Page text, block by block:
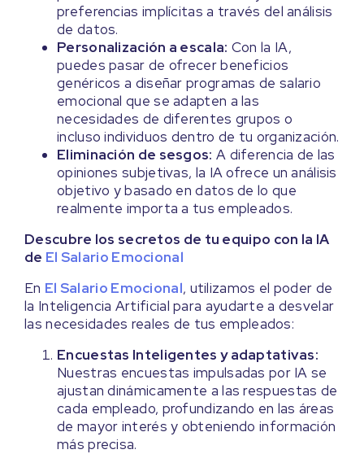
preferencias implícitas a través del análisis
de datos.
Personalización a escala: Con la IA,
puedes pasar de ofrecer beneficios
genéricos a diseñar programas de salario
emocional que se adapten a las
necesidades de diferentes grupos o
incluso individuos dentro de tu organización.
Eliminación de sesgos: A diferencia de las
opiniones subjetivas, la IA ofrece un análisis
objetivo y basado en datos de lo que
realmente importa a tus empleados.
Descubre los secretos de tu equipo con la IA
de El Salario Emocional
En El Salario Emocional, utilizamos el poder de
la Inteligencia Artificial para ayudarte a desvelar
las necesidades reales de tus empleados:
Encuestas Inteligentes y adaptativas:
Nuestras encuestas impulsadas por IA se
ajustan dinámicamente a las respuestas de
cada empleado, profundizando en las áreas
de mayor interés y obteniendo información
más precisa.